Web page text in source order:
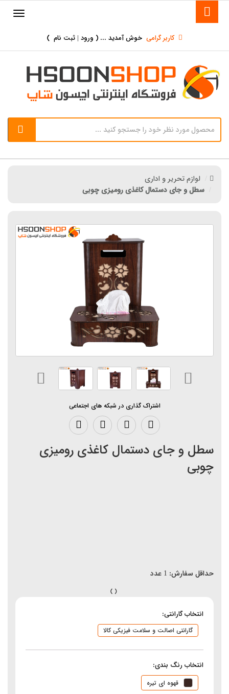
کاربر گرامی خوش آمدید ... ( ورود | ثبت نام )
لوازم تحریر و اداری
سطل و جای دستمال کاغذی رومیزی چوبی
اشتراک گذاری در شبکه های اجتماعی
سطل و جای دستمال کاغذی رومیزی
چوبی
حداقل سفارش: 1 عدد
انتخاب گارانتی:
گارانتی اصالت و سلامت فیزیکی کالا
انتخاب رنگ بندی:
قهوه ای تیره